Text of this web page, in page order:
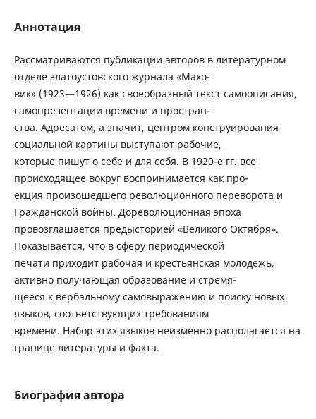
Аннотация
Рассматриваются публикации авторов в литературном
отделе златоустовского журнала «Махо-
вик» (1923—1926) как своеобразный текст самоописания,
самопрезентации времени и простран-
ства. Адресатом, а значит, центром конструирования
социальной картины выступают рабочие,
которые пишут о себе и для себя. В 1920-е гг. все
происходящее вокруг воспринимается как про-
екция произошедшего революционного переворота и
Гражданской войны. Дореволюционная эпоха
провозглашается предысторией «Великого Октября».
Показывается, что в сферу периодической
печати приходит рабочая и крестьянская молодежь,
активно получающая образование и стремя-
щееся к вербальному самовыражению и поиску новых
языков, соответствующих требованиям
времени. Набор этих языков неизменно располагается на
границе литературы и факта.
Биография автора